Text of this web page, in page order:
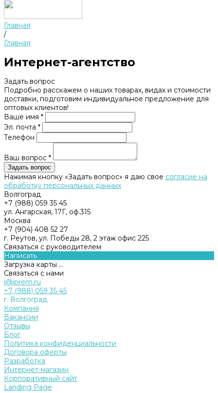
Главная
/
Главная
Интернет-агентство
Задать вопрос
Подробно расскажем о наших товарах, видах и стоимости
доставки, подготовим индивидуальное предложение для
оптовых клиентов!
Ваше имя *
Эл. почта *
Телефон
Ваш вопрос *
Нажимая кнопку «Задать вопрос» я даю свое согласие на
обработку персональных данных
Волгоград
+7 (988) 059 35 45
ул. Ангарская, 17Г, оф.315
Москва
+7 (904) 408 52 27
г. Реутов, ул. Победы 28, 2 этаж офис 225
Связаться с руководителем
Написать
Загрузка карты ...
Связаться с нами
i@iprem.ru
+7 (988) 059 35 45
г. Волгоград
Компания
Вакансии
Отзывы
Блог
Политика конфиденциальности
Договора оферты
Разработка
Интернет-магазин
Корпоративный сайт
Landing Page